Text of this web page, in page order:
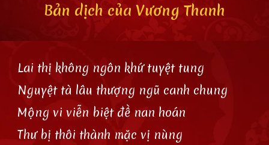
Bản dịch của Vương Thanh
Lai thị không ngôn khứ tuyệt tung
Nguyệt tà lâu thượng ngũ canh chung
Mộng vi viễn biệt đề nan hoán
Thư bị thôi thành mặc vị nùng